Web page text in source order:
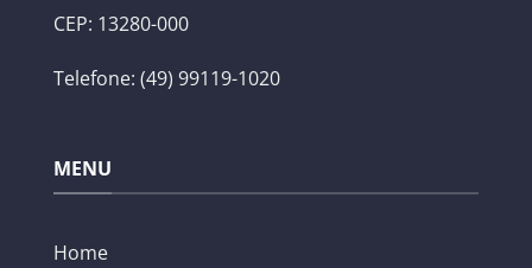
CEP: 13280-000
Telefone: (49) 99119-1020
MENU
Home